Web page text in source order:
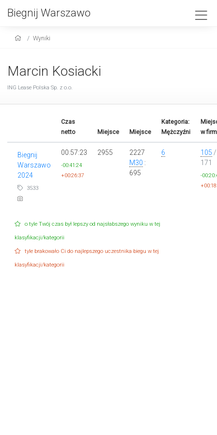
Biegnij Warszawo
Wyniki
Marcin Kosiacki
ING Lease Polska Sp. z o.o.
Czas
netto
Miejsce Miejsce
Kategoria:
Mężczyźni
w
Biegnij
Warszawo
2024
3533
00:57:23
-00:41:24
+00:26:37
2955
2227
M30 :
695
6 105 /
171
-
o tyle Twój czas był lepszy od najsłabszego wyniku w tej
klasyfikacji/kategorii
tyle brakowało Ci do najlepszego uczestnika biegu w tej
klasyfikacji/kategorii